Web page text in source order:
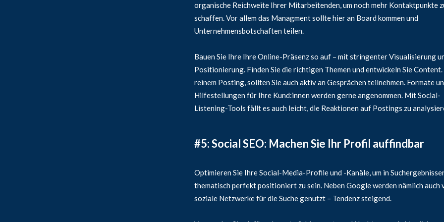
organische Reichweite Ihrer Mitarbeitenden, um noch mehr Kontaktpunkte
schaffen. Vor allem das Managment sollte hier an Board kommen und
Unternehmensbotschaften teilen.
Bauen Sie Ihre Ihre Online-Präsenz so auf – mit stringenter Visualisierung
Positionierung. Finden Sie die richtigen Themen und entwickeln Sie Content.
reinem Posting, sollten Sie auch aktiv an Gesprächen teilnehmen. Formate
Hilfestellungen für Ihre Kund:innen werden gerne angenommen. Mit Social-
Listening-Tools fällt es auch leicht, die Reaktionen auf Postings zu
#5: Social SEO: Machen Sie Ihr Profil auffindbar
Optimieren Sie Ihre Social-Media-Profile und -Kanäle, um in
thematisch perfekt positioniert zu sein. Neben Google werden nämlich auch
soziale Netzwerke für die Suche genutzt – Tendenz steigend.